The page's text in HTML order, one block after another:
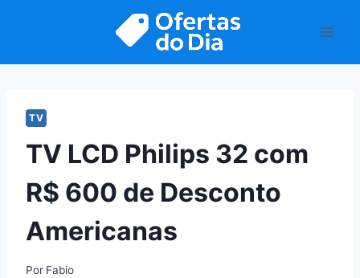
TV
TV LCD Philips 32 com
R$ 600 de Desconto
Americanas
Por Fabio